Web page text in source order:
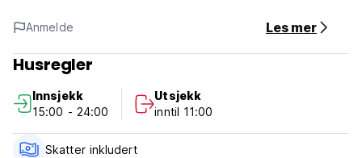
Hotellet vårt ligger i et av de roligste områdene i San
Antonio, kun 200 m fra sentrum og de viktigste
transportfasilitetene.
Avbestillingsregler: 72 timer
Innsjekkingstid: kl. 15.00
Utsjekkingstid: kl. 23.00
Anmelde Les mer
Husregler
Innsjekk
15:00 - 24:00
Utsjekk
inntil 11:00
Skatter inkludert